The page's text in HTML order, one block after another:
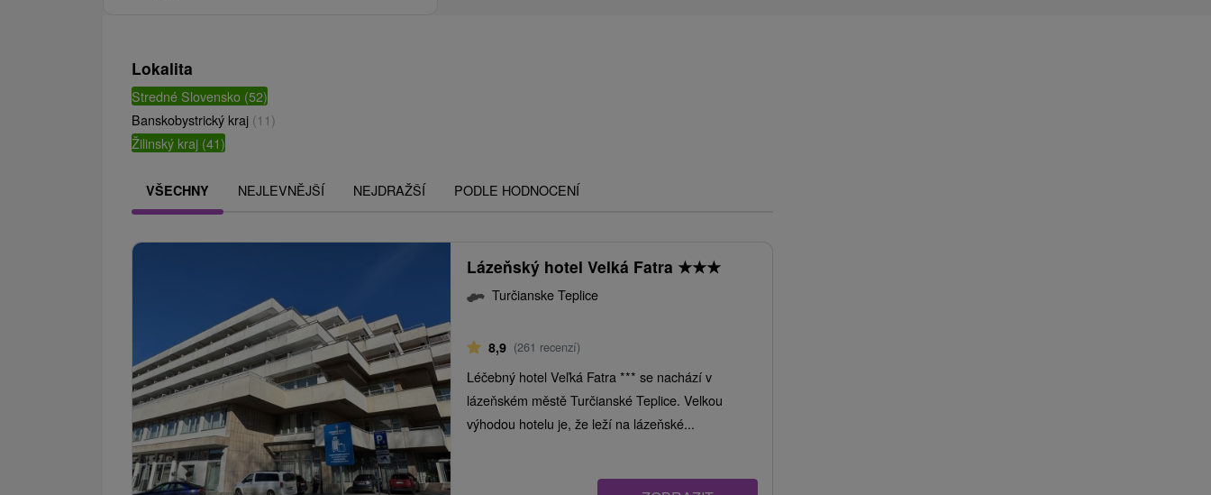
Lokalita
Stredné Slovensko (52)
Banskobystrický kraj (11)
Žilinský kraj (41)
VŠECHNY NEJLEVNĚJŠÍ NEJDRAŽŠÍ PODLE HODNOCENÍ
Lázeňský hotel Velká Fatra ★★★
Turčianske Teplice
8,9 (261 recenzí)
Léčebný hotel Veľká Fatra *** se nachází v
lázeňském městě Turčianské Teplice. Velkou
výhodou hotelu je, že leží na lázeňské...